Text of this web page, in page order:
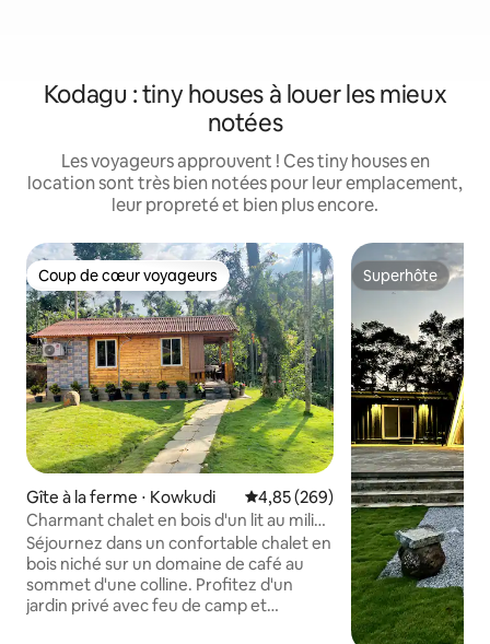
Kodagu : tiny houses à louer les mieux
notées
Les voyageurs approuvent ! Ces tiny houses en
location sont très bien notées pour leur emplacement,
leur propreté et bien plus encore.
Coup de cœur voyageurs
Coup de cœur voyageurs
Gîte à la ferme ⋅ Kowkudi Évaluation moyenne sur la
4,85 (269)
Charmant chalet en bois d'un lit au milieu
de la nature
Séjournez dans un confortable chalet en
bois niché sur un domaine de café au
sommet d'une colline. Profitez d'un
jardin privé avec feu de camp et
Superhôte
Superhôte